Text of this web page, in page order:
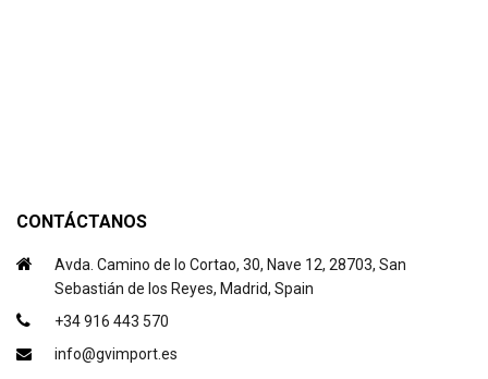
CONTÁCTANOS
Avda. Camino de lo Cortao, 30, Nave 12, 28703, San
Sebastián de los Reyes, Madrid, Spain
+34 916 443 570
info@gvimport.es